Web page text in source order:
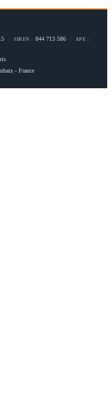
SIREN : 844 713 586 APE :
- France